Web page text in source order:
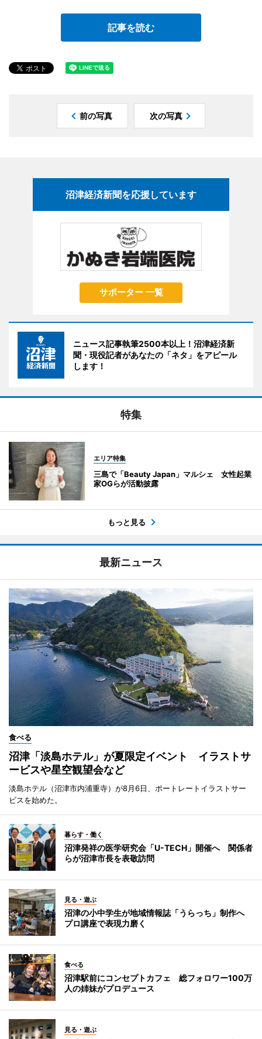
記事を読む
前の写真 次の写真
沼津経済新聞を応援しています
サポーター 一覧
ニュース記事執筆2500本以上！沼津経済新
聞・現役記者があなたの「ネタ」をアピール
します！
特集
エリア特集
三島で「Beauty Japan」マルシェ 女性起業
家OGらが活動披露
もっと見る
最新ニュース
食べる
沼津「淡島ホテル」が夏限定イベント イラストサ
ービスや星空観望会など
淡島ホテル（沼津市内浦重寺）が8月6日、ポートレートイラストサー
ビスを始めた。
暮らす・働く
沼津発祥の医学研究会「U-TECH」開催へ 関係者
らが沼津市長を表敬訪問
見る・遊ぶ
沼津の小中学生が地域情報誌「うらっち」制作へ
プロ講座で表現力磨く
食べる
沼津駅前にコンセプトカフェ 総フォロワー100万
人の姉妹がプロデュース
見る・遊ぶ